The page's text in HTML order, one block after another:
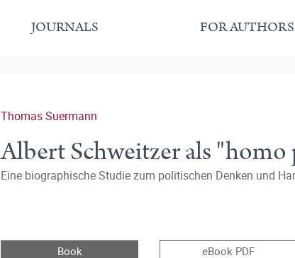
JOURNALS FOR AUTHORS
Thomas Suermann
Albert Schweitzer als
Eine biographische Studie zum politischen Denken und
Book eBook PDF